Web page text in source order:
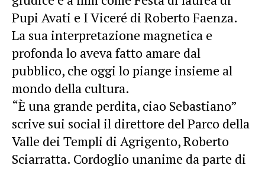
Pupi Avati e I Viceré di Roberto Faenza.
La sua interpretazione magnetica e
profonda lo aveva fatto amare dal
pubblico, che oggi lo piange insieme al
mondo della cultura.
“È una grande perdita, ciao Sebastiano”
scrive sui social il direttore del Parco della
Valle dei Templi di Agrigento, Roberto
Sciarratta. Cordoglio unanime da parte di